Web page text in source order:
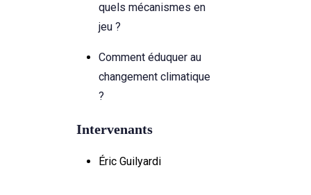
quels mécanismes en
jeu ?
Comment éduquer au
changement climatique
?
Intervenants
Éric Guilyardi